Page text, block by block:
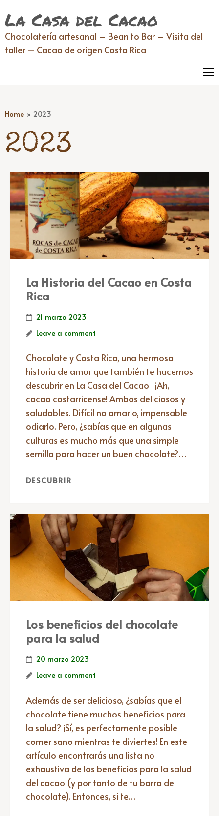
La Casa del Cacao
Chocolatería artesanal – Bean to Bar – Visita del
taller – Cacao de origen Costa Rica
Home > 2023
2023
La Historia del Cacao en Costa
Rica
21 marzo 2023
Leave a comment
Chocolate y Costa Rica, una hermosa
historia de amor que también te hacemos
descubrir en La Casa del Cacao ¡Ah,
cacao costarricense! Ambos deliciosos y
saludables. Difícil no amarlo, impensable
odiarlo. Pero, ¿sabías que en algunas
culturas es mucho más que una simple
semilla para hacer un buen chocolate?…
DESCUBRIR
Los beneficios del chocolate
para la salud
20 marzo 2023
Leave a comment
Además de ser delicioso, ¿sabías que el
chocolate tiene muchos beneficios para
la salud? ¡Sí, es perfectamente posible
comer sano mientras te diviertes! En este
artículo encontrarás una lista no
exhaustiva de los beneficios para la salud
del cacao (y por tanto de tu barra de
chocolate). Entonces, si te…